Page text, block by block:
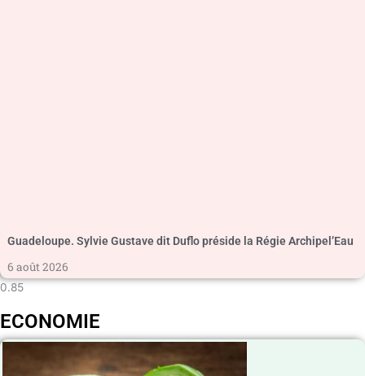
Guadeloupe. Sylvie Gustave dit Duflo préside la Régie Archipel’Eau
6 août 2026
ECONOMIE